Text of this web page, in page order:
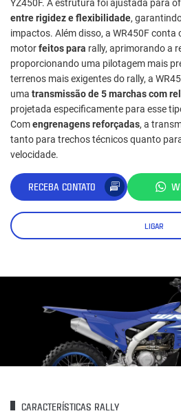
YZ450F. A estrutura foi ajustada para
entre rigidez e flexibilidade,
impactos. Além disso, a WR450F conta
motorfeitos para rally, aprimorando a
proporcionando uma pilotagem mais
terrenos mais exigentes do rally, a
uma transmissão de 5 marchas com
projetada especificamente para esse
Comengrenagens reforçadas, a
tanto para trechos técnicos quanto
velocidade.
RECEBA CONTATO
LIGAR
CARACTERÍSTICAS RALLY